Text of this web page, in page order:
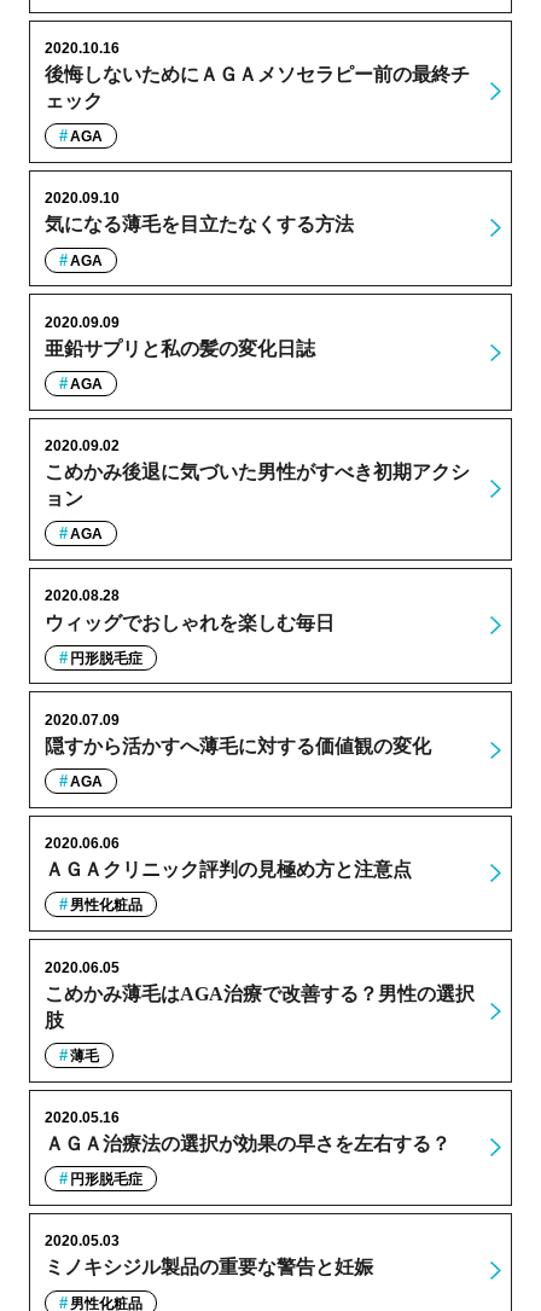
後悔しないためにＡＧＡメソセラピー前の最終チ
ェック
2020.10.16
AGA
気になる薄毛を目立たなくする方法
2020.09.10
AGA
亜鉛サプリと私の髪の変化日誌
2020.09.09
AGA
こめかみ後退に気づいた男性がすべき初期アクシ
ョン
2020.09.02
AGA
ウィッグでおしゃれを楽しむ毎日
2020.08.28
円形脱毛症
隠すから活かすへ薄毛に対する価値観の変化
2020.07.09
AGA
ＡＧＡクリニック評判の見極め方と注意点
2020.06.06
男性化粧品
こめかみ薄毛はAGA治療で改善する？男性の選択
肢
2020.06.05
薄毛
ＡＧＡ治療法の選択が効果の早さを左右する？
2020.05.16
円形脱毛症
ミノキシジル製品の重要な警告と妊娠
2020.05.03
男性化粧品